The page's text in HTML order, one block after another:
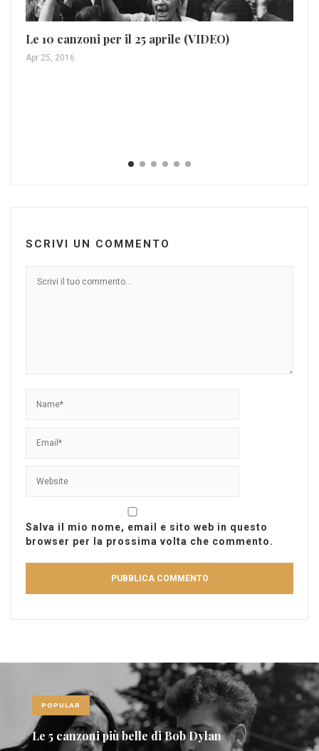
Le 10 canzoni per il 25 aprile (VIDEO)
Apr 25, 2016
SCRIVI UN COMMENTO
Salva il mio nome, email e sito web in questo
browser per la prossima volta che commento.
POPULAR
Le 5 canzoni più belle di Bob Dylan